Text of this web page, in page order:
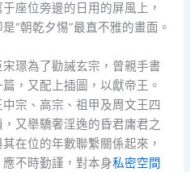
座位旁邊的日用的屏風上，
“朝乾夕惕”最直不雅的畫面。
璟為了勸誡玄宗，曾親手書
，又配上插圖，以獻帝王。
中宗、高宗、祖甲及周文王四
又舉驕奢淫逸的昏君庸君之
在位的年數聯繫關係起來，
不時勤謹，對本身私密空間